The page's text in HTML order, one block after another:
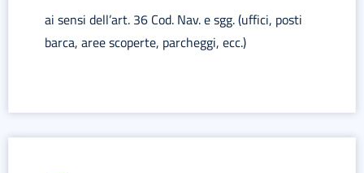
ai sensi dell’art. 36 Cod. Nav. e sgg. (uffici, posti
barca, aree scoperte, parcheggi, ecc.)